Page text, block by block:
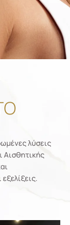
λύσεις
Αισθητικής